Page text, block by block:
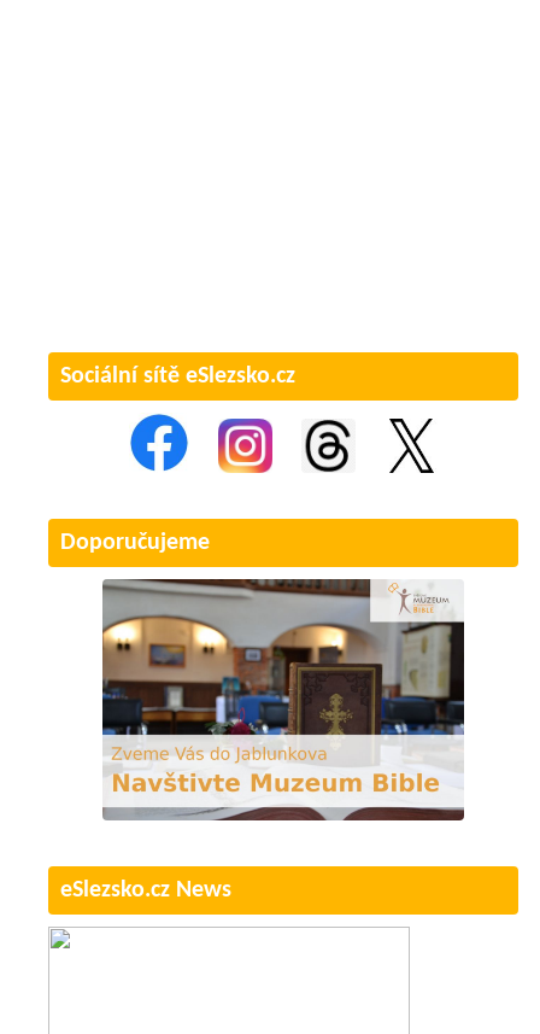
Sociální sítě eSlezsko.cz
Doporučujeme
eSlezsko.cz News